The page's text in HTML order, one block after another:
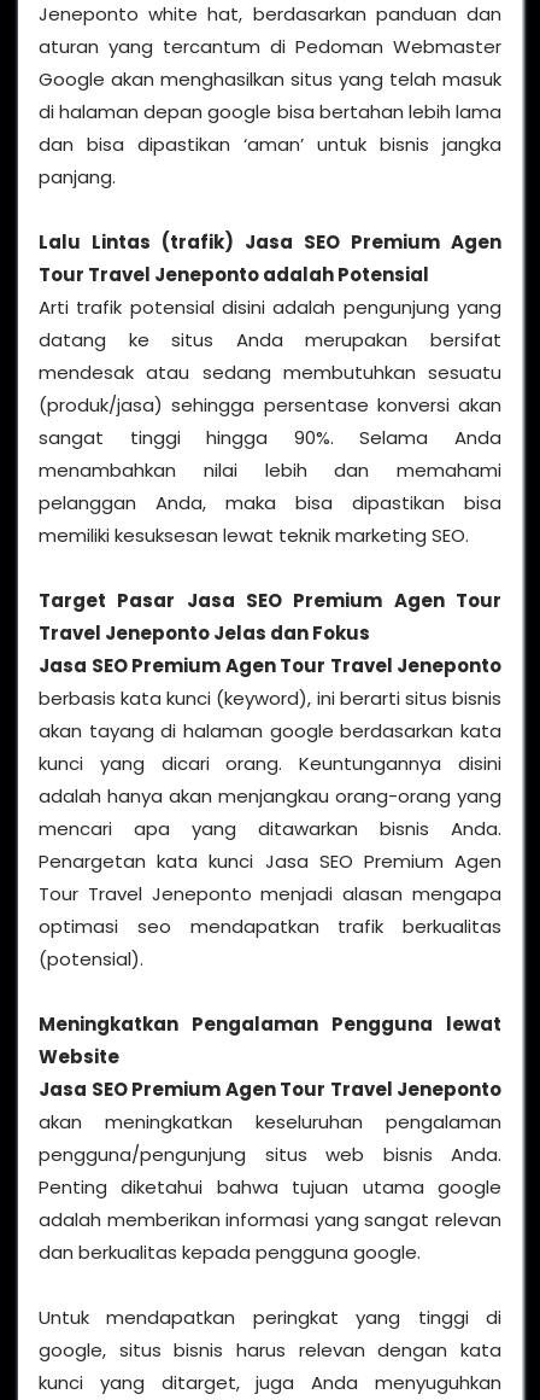
Jeneponto white hat, berdasarkan panduan dan
aturan yang tercantum di Pedoman Webmaster
Google akan menghasilkan situs yang telah masuk
di halaman depan google bisa bertahan lebih lama
dan bisa dipastikan ‘aman’ untuk bisnis jangka
panjang.
Lalu Lintas (trafik) Jasa SEO Premium Agen
Tour Travel Jeneponto adalah Potensial
Arti trafik potensial disini adalah pengunjung yang
datang ke situs Anda merupakan bersifat
mendesak atau sedang membutuhkan sesuatu
(produk/jasa) sehingga persentase konversi akan
sangat tinggi hingga 90%. Selama Anda
menambahkan nilai lebih dan memahami
pelanggan Anda, maka bisa dipastikan bisa
memiliki kesuksesan lewat teknik marketing SEO.
Target Pasar Jasa SEO Premium Agen Tour
Travel Jeneponto Jelas dan Fokus
Jasa SEO Premium Agen Tour Travel Jeneponto
berbasis kata kunci (keyword), ini berarti situs bisnis
akan tayang di halaman google berdasarkan kata
kunci yang dicari orang. Keuntungannya disini
adalah hanya akan menjangkau orang-orang yang
mencari apa yang ditawarkan bisnis Anda.
Penargetan kata kunci Jasa SEO Premium Agen
Tour Travel Jeneponto menjadi alasan mengapa
optimasi seo mendapatkan trafik berkualitas
(potensial).
Meningkatkan Pengalaman Pengguna lewat
Website
Jasa SEO Premium Agen Tour Travel Jeneponto
akan meningkatkan keseluruhan pengalaman
pengguna/pengunjung situs web bisnis Anda.
Penting diketahui bahwa tujuan utama google
adalah memberikan informasi yang sangat relevan
dan berkualitas kepada pengguna google.
Untuk mendapatkan peringkat yang tinggi di
google, situs bisnis harus relevan dengan kata
kunci yang ditarget, juga Anda menyuguhkan